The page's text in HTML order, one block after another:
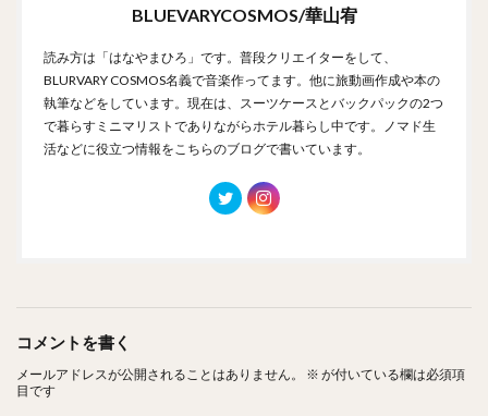
BLUEVARYCOSMOS/華山宥
読み方は「はなやまひろ」です。普段クリエイターをして、
BLURVARY COSMOS名義で音楽作ってます。他に旅動画作成や本の
執筆などをしています。現在は、スーツケースとバックパックの2つ
で暮らすミニマリストでありながらホテル暮らし中です。ノマド生
活などに役立つ情報をこちらのブログで書いています。
コメントを書く
メールアドレスが公開されることはありません。 ※ が付いている欄は必須項
目です